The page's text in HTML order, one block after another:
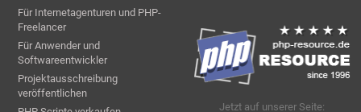
Für Internetagenturen und PHP-
Freelancer
Für Anwender und
Softwareentwickler
Projektausschreibung
veröffentlichen
Jetzt auf unserer Seite: